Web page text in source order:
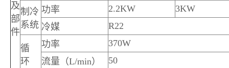
及
部
件
制冷
系统
功率 2.2KW
3KW
冷媒
R22
循
环
功率
370W
流量（L/min）
50